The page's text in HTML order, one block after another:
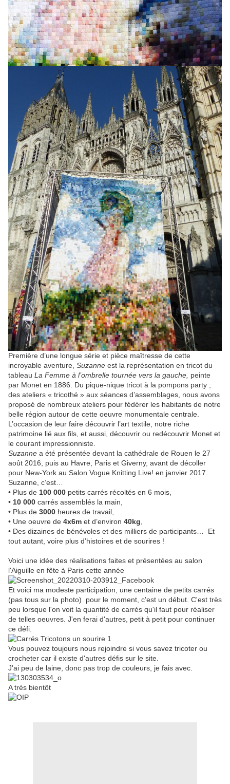
Première d’une longue série et pièce maîtresse de cette
incroyable aventure, Suzanne est la représentation en tricot du
tableau La Femme à l’ombrelle tournée vers la gauche, peinte
par Monet en 1886.
Du pique-nique tricot à la pompons party ;
des ateliers « tricothé » aux séances d’assemblages, nous avons
proposé de nombreux ateliers pour fédérer les habitants de notre
belle région autour de cette oeuvre monumentale centrale.
L’occasion de leur faire découvrir l’art textile, notre riche
patrimoine lié aux fils, et aussi, découvrir ou redécouvrir Monet et
le courant impressionniste.
Suzanne a été présentée devant la cathédrale de Rouen le 27
août 2016, puis au Havre, Paris et Giverny, avant de décoller
pour New-York au Salon Vogue Knitting Live! en janvier 2017.
Suzanne, c’est…
• Plus de 100 000 petits carrés récoltés en 6 mois,
• 10 000 carrés assemblés la main,
• Plus de 3000 heures de travail,
• Une oeuvre de 4x6m et d’environ 40kg
• Des dizaines de bénévoles et des milliers de participants… Et
tout autant, voire plus d’histoires et de sourires !
Voici une idée des réalisations faites et présentées au salon
l'Aiguille en fête à Paris cette année
Et voici ma modeste participation, une centaine de petits carrés
(pas tous sur la photo) pour le moment, c'est un début. C'est très
peu lorsque l'on voit la quantité de carrés qu'il faut pour réaliser
de telles oeuvres. J'en ferai d'autres, petit à petit pour continuer
ce défi.
Vous pouvez toujours nous rejoindre si vous savez tricoter ou
crocheter car il existe d'autres défis sur le site.
J'ai peu de laine, donc pas trop de couleurs, je fais avec.
A très bientôt